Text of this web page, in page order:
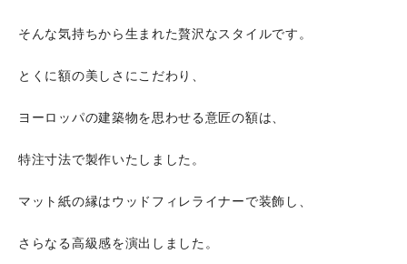
そんな気持ちから生まれた贅沢なスタイルです。
とくに額の美しさにこだわり、
ヨーロッパの建築物を思わせる意匠の額は、
特注寸法で製作いたしました。
マット紙の縁はウッドフィレライナーで装飾し、
さらなる高級感を演出しました。